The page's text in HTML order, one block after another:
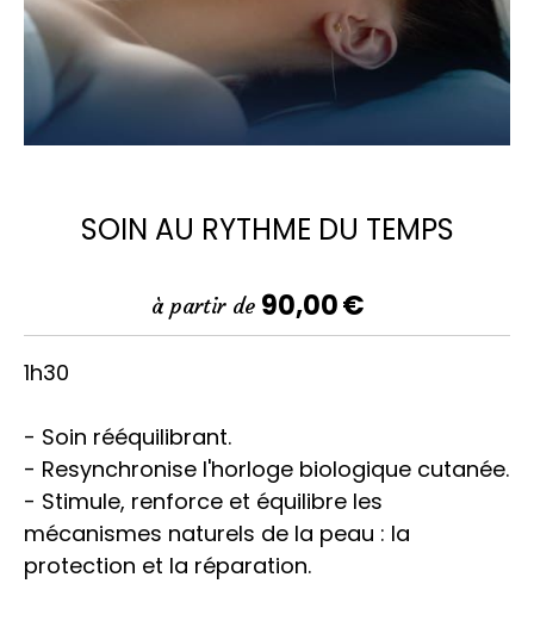
SOIN AU RYTHME DU TEMPS
à partir de 90,00€
1h30
- Soin rééquilibrant.
- Resynchronise l'horloge biologique cutanée.
- Stimule, renforce et équilibre les
mécanismes naturels de la peau : la
protection et la réparation.